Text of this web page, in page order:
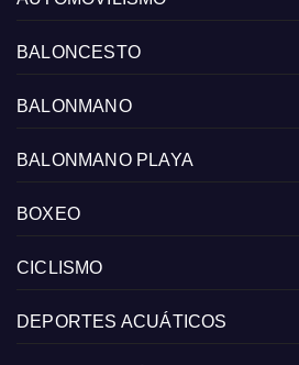
BALONCESTO
BALONMANO
BALONMANO PLAYA
BOXEO
CICLISMO
DEPORTES ACUÁTICOS